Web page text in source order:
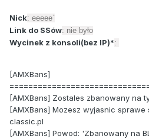
Nick: eeeee`
Link do SSów: nie było
Wycinek z konsoli(bez IP)*:
[AMXBans]
[AMXBans] Zostales zbanowany na
[AMXBans] Mozesz wyjasnic
classic.pl
[AMXBans] Powod: 'Zbanowany na